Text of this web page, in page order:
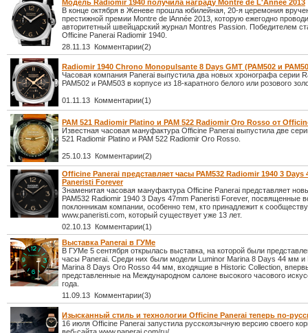
Модель Radiomir 1940 получила награду Montre de L'Annee 2013
В конце октября в Женеве прошла юбилейная, 20-я церемония
престижной премии Montre de lAnnée 2013, которую ежегодно
авторитетный швейцарский журнал Montres Passion. Победителем
Officine Panerai Radiomir 1940.
28.11.13 Комментарии(2)
Radiomir 1940 Chrono Monopulsante 8 Days GMT (PAM502 и
Часовая компания Panerai выпустила два новых хронографа серии
PAM502 и PAM503 в корпусе из 18-каратного белого или розового
01.11.13 Комментарии(1)
PAM 521 Radiomir Platino и PAM 522 Radiomir Oro Rosso от
Известная часовая мануфактура Officine Panerai выпустила две
521 Radiomir Platino и PAM 522 Radiomir Oro Rosso.
25.10.13 Комментарии(2)
Officine Panerai представляет часы PAM532 Radiomir 1940 3 Days
Paneristi Forever
Знаменитая часовая мануфактура Officine Panerai представляет
PAM532 Radiomir 1940 3 Days 47mm Paneristi Forever, посвященные
поклонникам компании, особенно тем, кто принадлежит к
www.paneristi.com, который существует уже 13 лет.
02.10.13 Комментарии(1)
Выставка Panerai в ГУМе
В ГУМе 5 сентября открылась выставка, на которой были
часы Panerai. Среди них были модели Luminor Marina 8 Days 44 мм и
Marina 8 Days Oro Rosso 44 мм, входящие в Historic Collection,
представленные на Международном салоне высокого часового
года.
11.09.13 Комментарии(3)
Изысканный стиль и технологии Officine Panerai теперь по-
16 июля Officine Panerai запустила русскоязычную версию своего